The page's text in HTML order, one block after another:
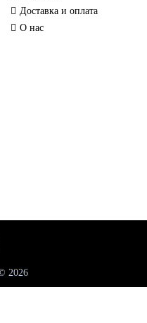
Доставка и оплата
О нас
2026